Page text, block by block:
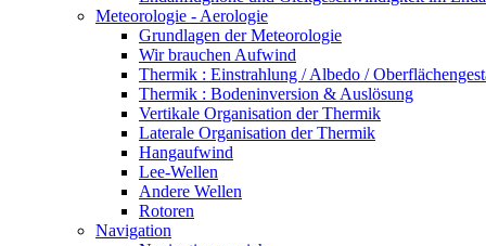
Meteorologie - Aerologie
Grundlagen der Meteorologie
Wir brauchen Aufwind
Thermik : Einstrahlung / Albedo /
Thermik : Bodeninversion & Auslösung
Vertikale Organisation der Thermik
Laterale Organisation der Thermik
Hangaufwind
Lee-Wellen
Andere Wellen
Rotoren
Navigation